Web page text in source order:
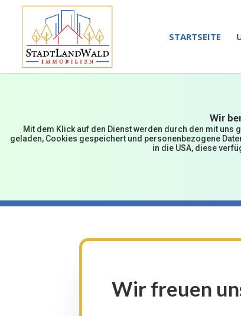
STARTSEITE
Wir
Mit dem Klick auf den Dienst werden durch den mit
geladen, Cookies gespeichert und personenbezogene
in die USA, diese
Wir freuen